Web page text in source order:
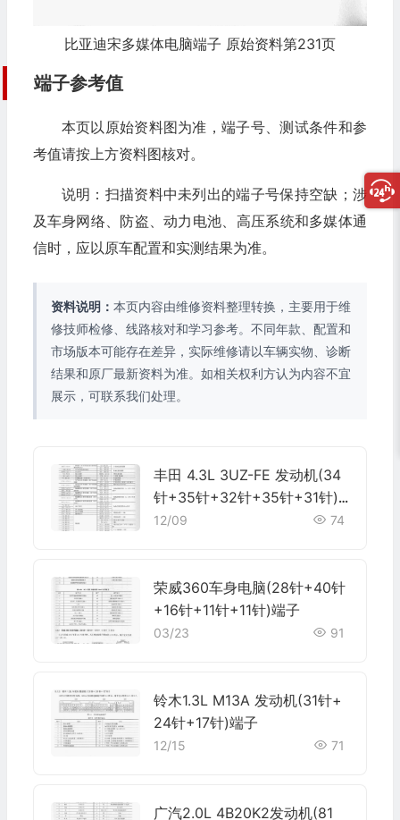
比亚迪宋多媒体电脑端子 原始资料第231页
端子参考值
本页以原始资料图为准，端子号、测试条件和参
考值请按上方资料图核对。
说明：扫描资料中未列出的端子号保持空缺；涉
及车身网络、防盗、动力电池、高压系统和多媒体通
信时，应以原车配置和实测结果为准。
资料说明： 本页内容由维修资料整理转换，主要用于维
修技师检修、线路核对和学习参考。不同年款、配置和
市场版本可能存在差异，实际维修请以车辆实物、诊断
结果和原厂最新资料为准。如相关权利方认为内容不宜
展示，可联系我们处理。
丰田 4.3L 3UZ-FE 发动机(34
针+35针+32针+35针+31针)
端子
12/09 74
荣威360车身电脑(28针+40针
+16针+11针+11针)端子
03/23 91
铃木1.3L M13A 发动机(31针+
24针+17针)端子
12/15 71
广汽2.0L 4B20K2发动机(81